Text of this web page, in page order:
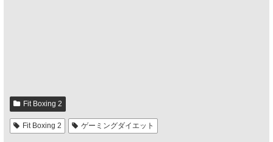
Fit Boxing 2
Fit Boxing 2 ゲーミングダイエット